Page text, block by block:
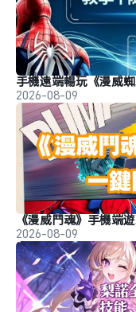
手機遠端暢玩《漫威
2026-08-09
《漫威鬥魂》手機端
2026-08-09